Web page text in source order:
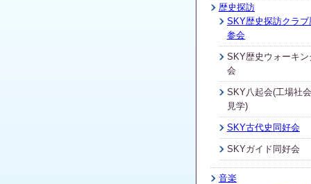
歴史探訪
SKY歴史探訪クラブ
参会
SKY歴史ウォーキン
会
SKY八起会(工場社会
見学)
SKY古代史同好会
SKYガイド同好会
音楽